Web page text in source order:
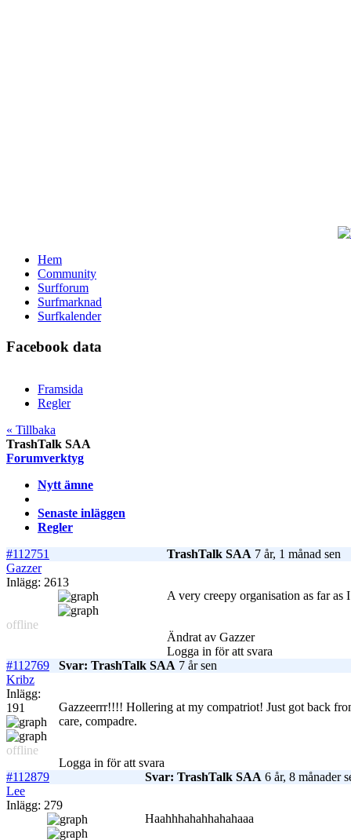
Hem
Community
Surfforum
Surfmarknad
Surfkalender
Facebook data
Framsida
Regler
« Tillbaka
TrashTalk SAA
Forumverktyg
Nytt ämne
Senaste inläggen
Regler
#112751
TrashTalk SAA 7 år, 1 månad sen
Gazzer
Inlägg: 2613
offline
A very creepy organisation as far as
Ändrat av Gazzer
Logga in för att svara
#112769
Svar: TrashTalk SAA 7 år sen
Kribz
Inlägg:
191
offline
Gazzeerrr!!!! Hollering at my compatriot! Just got back
care, compadre.
Logga in för att svara
#112879
Svar: TrashTalk SAA 6 år, 8 månader
Lee
Inlägg: 279
Haahhhahahhahahaaa